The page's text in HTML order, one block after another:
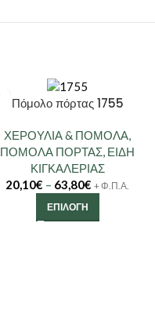
Πόμολο πόρτας 1755
ΧΕΡΟΥΛΙΑ & ΠΟΜΟΛΑ
ΠΟΜΟΛΑ ΠΟΡΤΑΣ ΕΙΔΗ
ΚΙΓΚΑΛΕΡΙΑΣ
20,10€ – 63,80€ + Φ.Π.Α.
ΕΠΙΛΟΓΉ